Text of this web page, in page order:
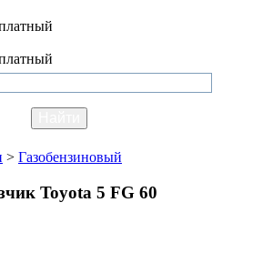
> Газобензиновый
Toyota 5 FG 60